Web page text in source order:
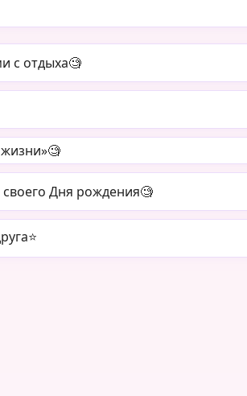
с отдыха🧐
Дня рождения🧐